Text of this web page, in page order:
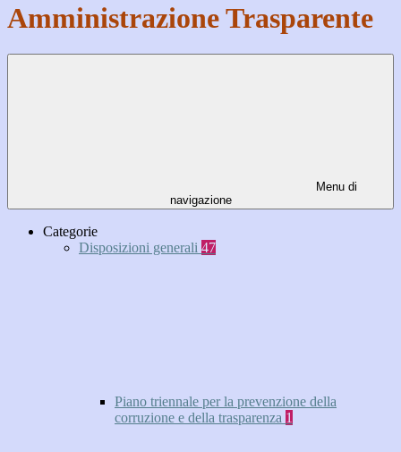
Amministrazione Trasparente
Menu di
navigazione
Categorie
Disposizioni generali 47
Piano triennale per la prevenzione della
corruzione e della trasparenza 1